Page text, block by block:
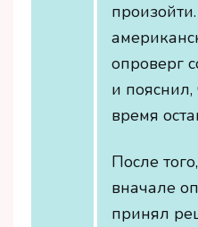
опроверг
и
время
После
вначале
принял